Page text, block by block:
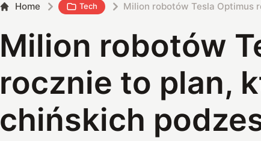
Home Tech Milion robotów Tesla Optimus
Milion robotów
rocznie to plan,
chińskich